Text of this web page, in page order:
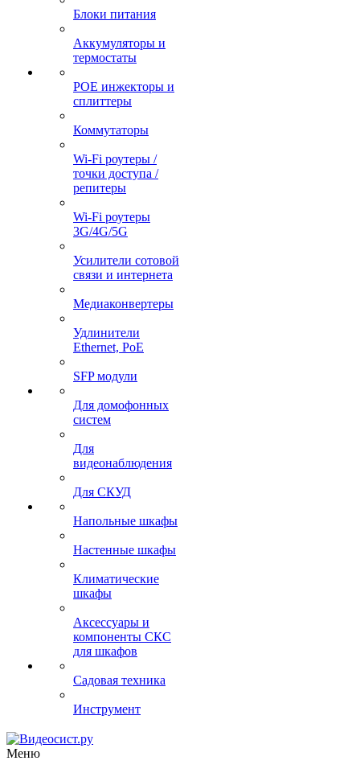
Блоки питания
Аккумуляторы и
термостаты
POE инжекторы и
сплиттеры
Коммутаторы
Wi-Fi роутеры /
точки доступа /
репитеры
Wi-Fi роутеры
3G/4G/5G
Усилители сотовой
связи и интернета
Медиаконвертеры
Удлинители
Ethernet, PoE
SFP модули
Для домофонных
систем
Для
видеонаблюдения
Для СКУД
Напольные шкафы
Настенные шкафы
Климатические
шкафы
Аксессуары и
компоненты СКС
для шкафов
Садовая техника
Инструмент
Меню